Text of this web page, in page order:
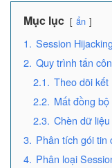
Mục lục ẩn
1. Session
2. Quy trình tấn
2.1. Theo dõi kết
2.2. Mất đồng
2.3. Chèn dữ liệu
3. Phân tích gói tin
4. Phân loại